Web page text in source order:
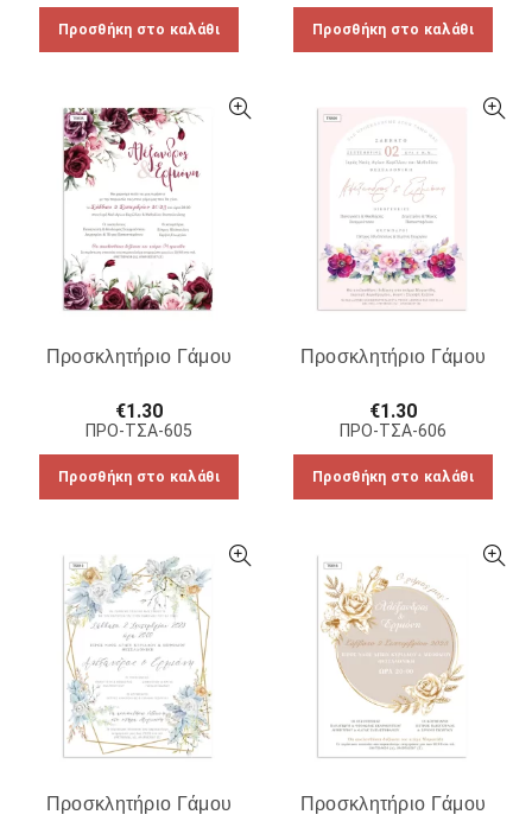
Προσθήκη στο καλάθι Προσθήκη στο καλάθι
Προσκλητήριο Γάμου
€1.30
ΠΡΟ-ΤΣΑ-605
Προσθήκη στο καλάθι
Προσκλητήριο Γάμου
€1.30
ΠΡΟ-ΤΣΑ-606
Προσθήκη στο καλάθι
Προσκλητήριο Γάμου Προσκλητήριο Γάμου